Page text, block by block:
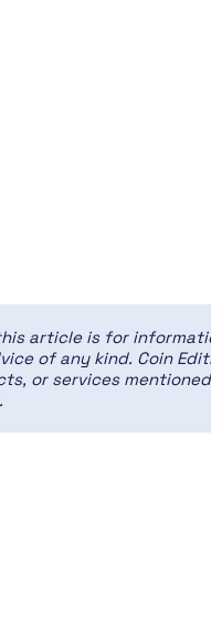
article is for
of any kind. Coin
or services